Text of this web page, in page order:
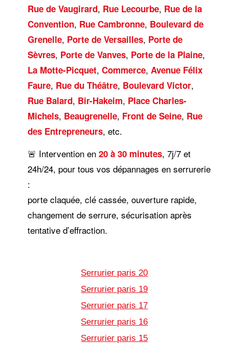
Rue de Vaugirard, Rue Lecourbe, Rue de la
Convention, Rue Cambronne, Boulevard de
Grenelle, Porte de Versailles, Porte de
Sèvres, Porte de Vanves, Porte de la Plaine,
La Motte-Picquet, Commerce, Avenue Félix
Faure, Rue du Théâtre, Boulevard Victor,
Rue Balard, Bir-Hakeim, Place Charles-
Michels, Beaugrenelle, Front de Seine, Rue
des Entrepreneurs, etc.
🚨 Intervention en 20 à 30 minutes, 7j/7 et
24h/24, pour tous vos dépannages en serrurerie
:
porte claquée, clé cassée, ouverture rapide,
changement de serrure, sécurisation après
tentative d’effraction.
Serrurier paris 20
Serrurier paris 19
Serrurier paris 17
Serrurier paris 16
Serrurier paris 15